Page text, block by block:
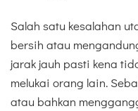
Salah satu kesalahan
bersih atau
jarak jauh pasti kena
melukai orang lain.
atau bahkan